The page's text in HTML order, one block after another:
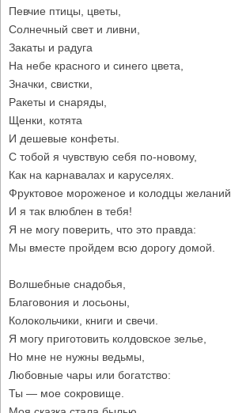
Певчие птицы, цветы,
Солнечный свет и ливни,
Закаты и радуга
На небе красного и синего цвета,
Значки, свистки,
Ракеты и снаряды,
Щенки, котята
И дешевые конфеты.
С тобой я чувствую себя по-новому,
Как на карнавалах и каруселях.
Фруктовое мороженое и колодцы желаний,
И я так влюблен в тебя!
Я не могу поверить, что это правда:
Мы вместе пройдем всю дорогу домой.
Волшебные снадобья,
Благовония и лосьоны,
Колокольчики, книги и свечи.
Я могу приготовить колдовское зелье,
Но мне не нужны ведьмы,
Любовные чары или богатство:
Ты — мое сокровище.